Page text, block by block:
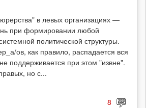
в левых организациях —
при формировании любой
политической структуры.
ов, как правило, распадается вся
поддерживается при этом "извне".
но с...
8